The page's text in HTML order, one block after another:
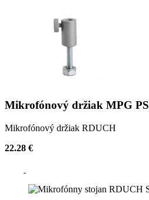
Mikrofónový držiak MPG PS
Mikrofónový držiak RDUCH
22.28 €